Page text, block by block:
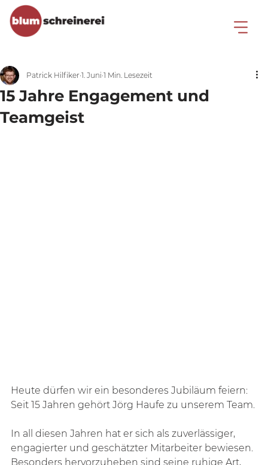
15 Jahre Engagement und
Teamgeist
Patrick Hilfiker 1. Juni 1 Min. Lesezeit
Heute dürfen wir ein besonderes Jubiläum feiern:
Seit 15 Jahren gehört Jörg Haufe zu unserem Team.
In all diesen Jahren hat er sich als zuverlässiger,
engagierter und geschätzter Mitarbeiter bewiesen.
Besonders hervorzuheben sind seine ruhige Art,